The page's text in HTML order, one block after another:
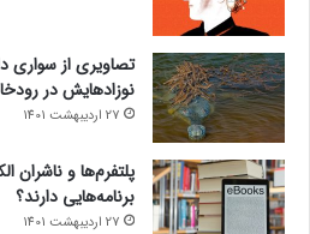
تصاویری از سواری
نوزادهایش در
27 اردیبهشت 1401
پلتفرم‌ها و ناشران
برنامه‌هایی دارند؟
27 اردیبهشت 1401